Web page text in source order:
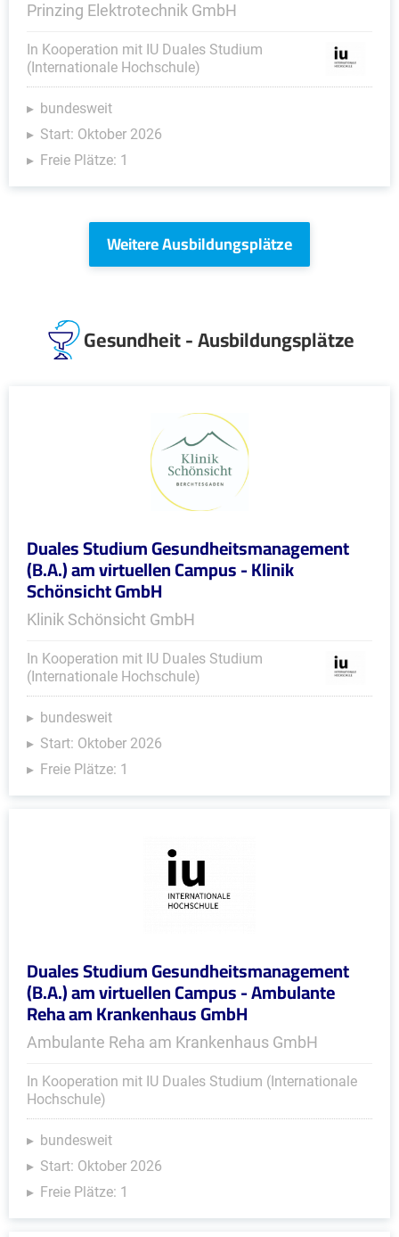
Prinzing Elektrotechnik GmbH
In Kooperation mit IU Duales Studium
(Internationale Hochschule)
bundesweit
Start: Oktober 2026
Freie Plätze: 1
Weitere Ausbildungsplätze
Gesundheit - Ausbildungsplätze
Duales Studium Gesundheitsmanagement
(B.A.) am virtuellen Campus - Klinik
Schönsicht GmbH
Klinik Schönsicht GmbH
In Kooperation mit IU Duales Studium
(Internationale Hochschule)
bundesweit
Start: Oktober 2026
Freie Plätze: 1
Duales Studium Gesundheitsmanagement
(B.A.) am virtuellen Campus - Ambulante
Reha am Krankenhaus GmbH
Ambulante Reha am Krankenhaus GmbH
In Kooperation mit IU Duales Studium (Internationale
Hochschule)
bundesweit
Start: Oktober 2026
Freie Plätze: 1